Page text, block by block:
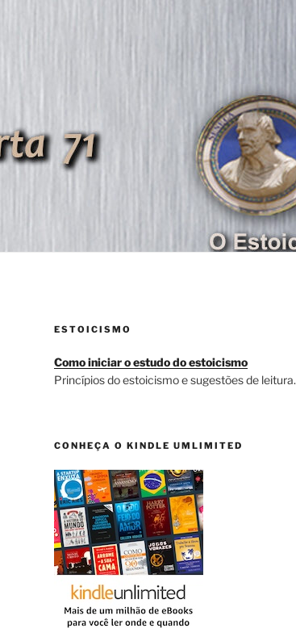
ESTOICISMO
Como iniciar o estudo do estoicismo
Princípios do estoicismo e sugestões de leitura.
CONHEÇA O KINDLE UMLIMITED